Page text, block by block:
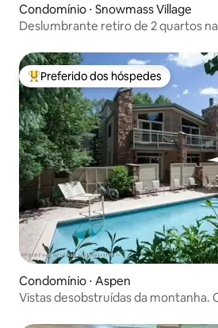
Condomínio ⋅ Snowmass Village
Deslumbrante retiro de 2 quartos
Entre os melhores preferidos dos
Preferido dos hóspedes
Condomínio ⋅ Aspen
Vistas desobstruídas da montanha.